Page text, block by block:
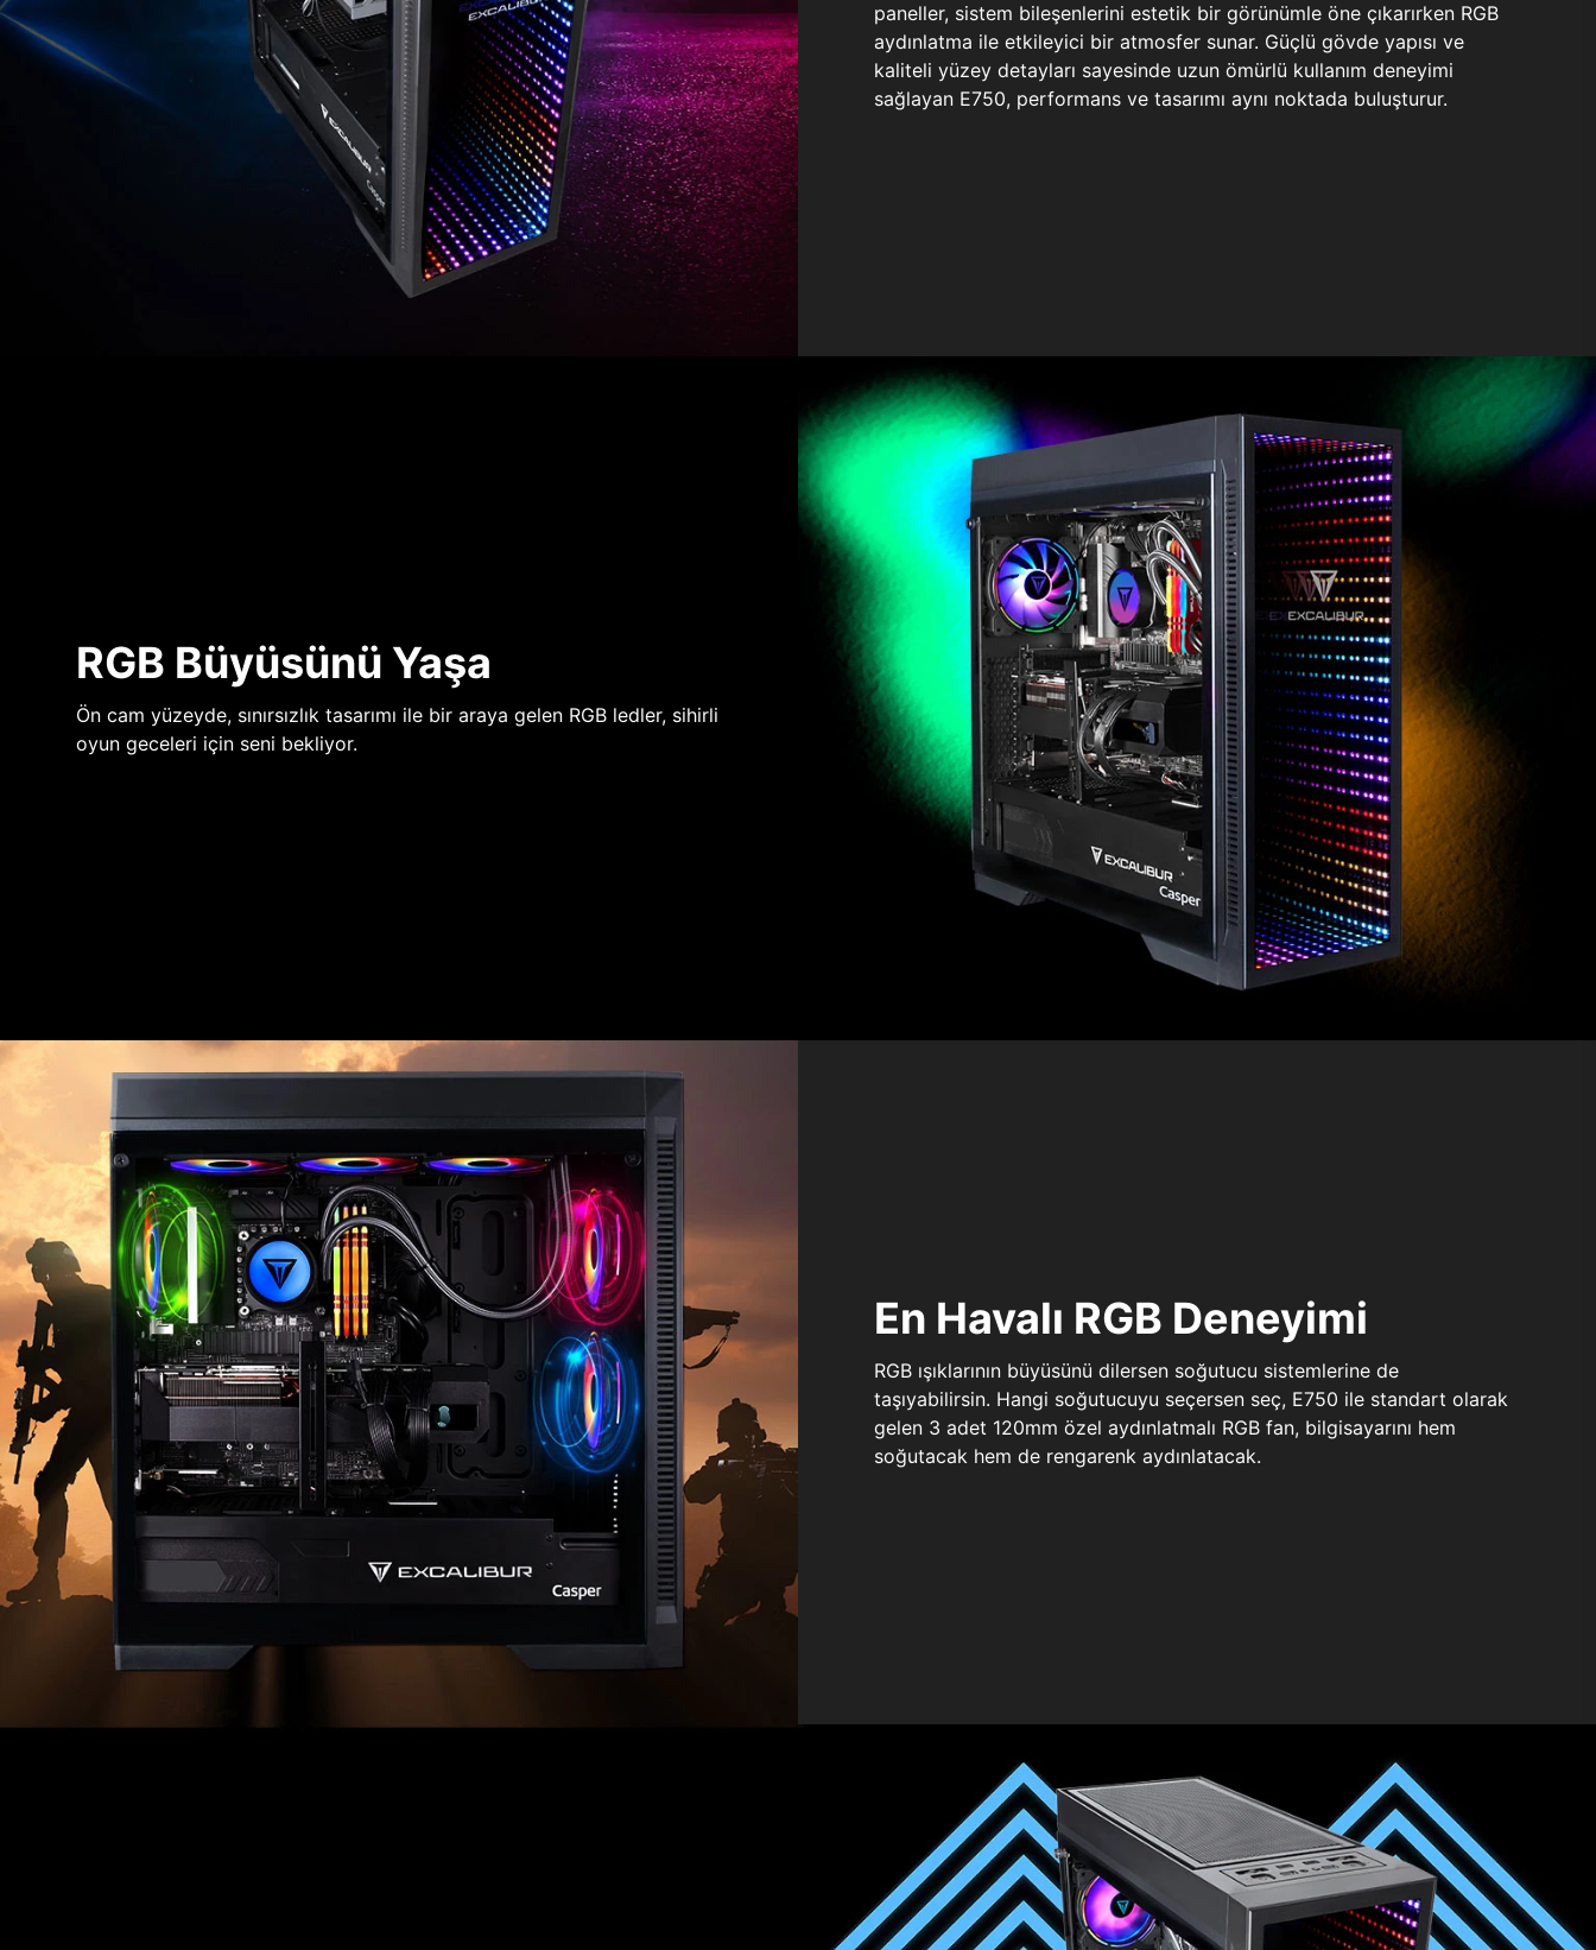
paneller, sistem bileşenlerini estetik bir görünümle öne çıkarırken RGB
aydınlatma ile etkileyici bir atmosfer sunar. Güçlü gövde yapısı ve
kaliteli yüzey detayları sayesinde uzun ömürlü kullanım deneyimi
sağlayan E750, performans ve tasarımı aynı noktada buluşturur.
RGB Büyüsünü Yaşa
Ön cam yüzeyde, sınırsızlık tasarımı ile bir araya gelen RGB ledler, sihirli
oyun geceleri için seni bekliyor.
En Havalı RGB Deneyimi
RGB ışıklarının büyüsünü dilersen soğutucu sistemlerine de
taşıyabilirsin. Hangi soğutucuyu seçersen seç, E750 ile standart olarak
gelen 3 adet 120mm özel aydınlatmalı RGB fan, bilgisayarını hem
soğutacak hem de rengarenk aydınlatacak.